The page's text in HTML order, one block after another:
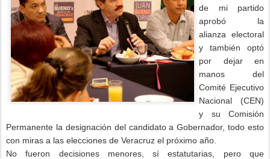
de mi partido
aprobó la
alianza electoral
y también optó
por dejar en
manos del
Comité Ejecutivo
Nacional (CEN)
y su Comisión
Permanente la designación del candidato a Gobernador, todo esto
con miras a las elecciones de Veracruz el próximo año.
No fueron decisiones menores, sí estatutarias, pero que